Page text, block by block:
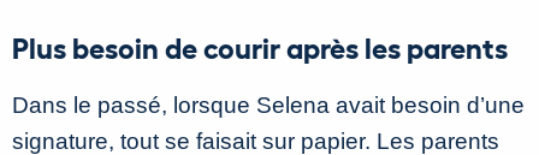
Plus besoin de courir après les parents
Dans le passé, lorsque Selena avait besoin d’une
signature, tout se faisait sur papier. Les parents